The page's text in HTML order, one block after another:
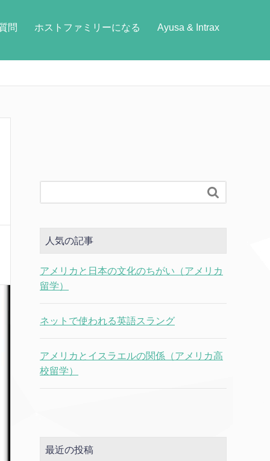
問 ホストファミリーになる Ayusa & Intrax

人気の記事
アメリカと日本の文化のちがい（アメリカ
留学）
ネットで使われる英語スラング
アメリカとイスラエルの関係（アメリカ高
校留学）
最近の投稿